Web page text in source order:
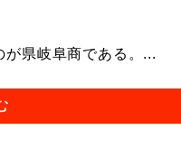
県岐阜商である。...